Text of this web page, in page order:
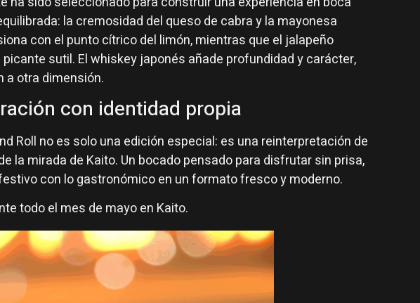
la cremosidad del queso de cabra y la mayonesa
con el punto cítrico del limón, mientras que el jalapeño
sutil. El whiskey japonés añade profundidad y carácter,
a otra dimensión.
con identidad propia
Roll no es solo una edición especial: es una reinterpretación de
la mirada de Kaito. Un bocado pensado para disfrutar sin prisa,
con lo gastronómico en un formato fresco y moderno.
todo el mes de mayo en Kaito.